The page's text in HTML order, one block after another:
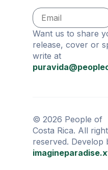
Want us to share
release, cover or
write at
© 2026 People of
Costa Rica. All
reserved. Develop